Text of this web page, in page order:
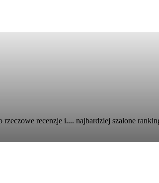
recenzje i.... najbardziej szalone